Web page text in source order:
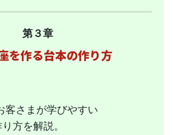
第３章
を作る台本の作り方
客さまが学びやすい
方を解説。